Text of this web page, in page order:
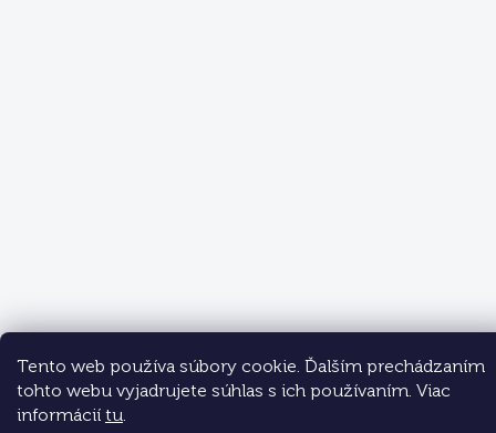
Tento web používa súbory cookie. Ďalším prechádzaním
tohto webu vyjadrujete súhlas s ich používaním. Viac
informácií tu.